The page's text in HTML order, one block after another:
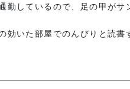
勤しているので、足の甲が
効いた部屋でのんびりと読書